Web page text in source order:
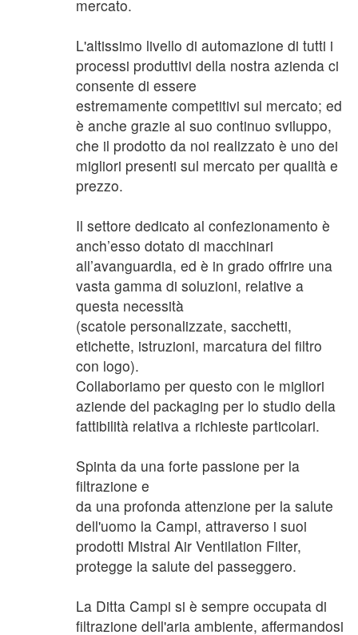
mercato.
L'altissimo livello di automazione di tutti i
processi produttivi della nostra azienda ci
consente di essere
estremamente competitivi sul mercato; ed
è anche grazie al suo continuo sviluppo,
che il prodotto da noi realizzato è uno dei
migliori presenti sul mercato per qualità e
prezzo.
Il settore dedicato al confezionamento è
anch’esso dotato di macchinari
all’avanguardia, ed è in grado offrire una
vasta gamma di soluzioni, relative a
questa necessità
(scatole personalizzate, sacchetti,
etichette, istruzioni, marcatura del filtro
con logo).
Collaboriamo per questo con le migliori
aziende del packaging per lo studio della
fattibilità relativa a richieste particolari.
Spinta da una forte passione per la
filtrazione e
da una profonda attenzione per la salute
dell'uomo la Campi, attraverso i suoi
prodotti Mistral Air Ventilation Filter,
protegge la salute del passeggero.
La Ditta Campi si è sempre occupata di
filtrazione dell'aria ambiente, affermandosi